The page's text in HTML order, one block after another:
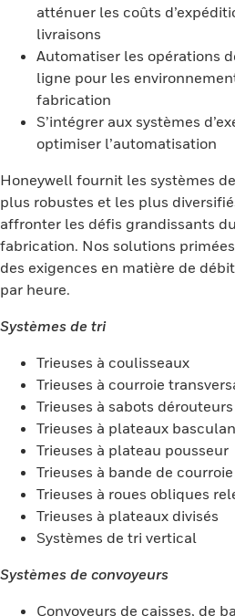
atténuer les coûts
livraisons
Automatiser les opérations
ligne pour les
fabrication
S’intégrer aux systèmes
optimiser l’automatisation
Honeywell fournit les systèmes
plus robustes et les plus
affronter les défis grandissants
fabrication. Nos solutions
des exigences en matière de
par heure.
Systèmes de tri
Trieuses à coulisseaux
Trieuses à courroie
Trieuses à sabots dérouteurs
Trieuses à plateaux
Trieuses à plateau pousseur
Trieuses à bande de courroie
Trieuses à roues obliques
Trieuses à plateaux divisés
Systèmes de tri vertical
Systèmes de convoyeurs
Convoyeurs de caisses, de